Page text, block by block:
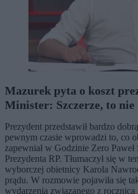
Mazurek pyta o koszt
Minister: Szczerze, to nie
Prezydent przedstawił bardzo
pewnym czasie wprowadzi to, co
zapewniał w Godzinie Zero
Prezydenta RP. Tłumaczył się w
wyborczej obietnicy Karola
prądu. W rozmowie pojawiła się
wydarzenia związanego z rocznicą